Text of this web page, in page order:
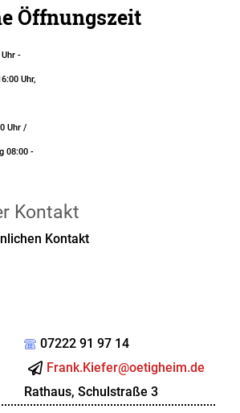
Öffnungszeit
-
Uhr,
Uhr /
08:00 -
Kontakt
07222 91 97 14
Frank.Kiefer@oetigheim.de
Rathaus, Schulstraße 3